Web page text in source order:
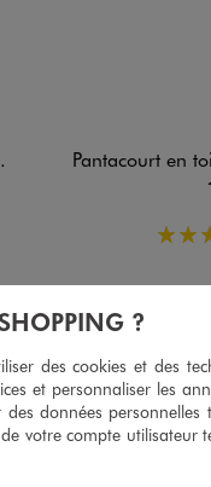
Pantacourt en toile
5 /5
?
des cookies et des
et personnaliser les
données personnelles
votre compte utilisateur